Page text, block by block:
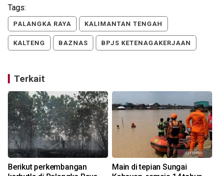
Tags:
PALANGKA RAYA KALIMANTAN TENGAH
KALTENG BAZNAS BPJS KETENAGAKERJAAN
Terkait
Berikut perkembangan
Main di tepian Sungai